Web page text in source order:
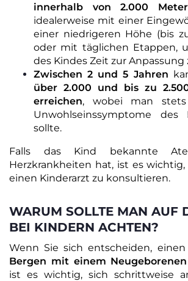
innerhalb von 2.000
idealerweise mit einer
einer niedrigeren Höhe (bis
oder mit täglichen Etappen,
des Kindes Zeit zur Anpassung
Zwischen 2 und 5 Jahren
über 2.000 und bis zu
erreichen, wobei man
Unwohlseinssymptome des
sollte.
Falls das Kind bekannte
Herzkrankheiten hat, ist es wichtig,
einen Kinderarzt zu konsultieren.
WARUM SOLLTE MAN AUF
BEI KINDERN ACHTEN?
Wenn Sie sich entscheiden, einen
Bergen mit einem Neugeborenen
ist es wichtig, sich schrittweise